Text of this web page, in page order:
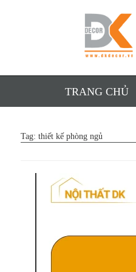
TRANG CHỦ
Tag: thiết kế phòng ngủ